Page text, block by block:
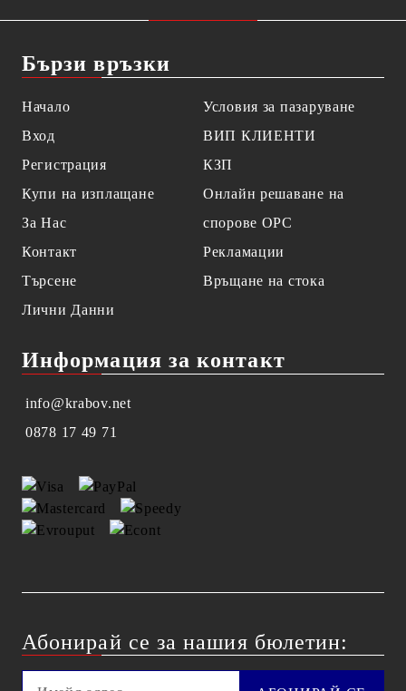
Бързи връзки
Начало
Вход
Регистрация
Купи на изплащане
За Нас
Контакт
Търсене
Лични Данни
Условия за пазаруване
ВИП КЛИЕНТИ
КЗП
Онлайн решаване на
спорове OPC
Рекламации
Връщане на стока
Информация за контакт
info@krabov.net
0878 17 49 71
Абонирай се за нашия бюлетин: